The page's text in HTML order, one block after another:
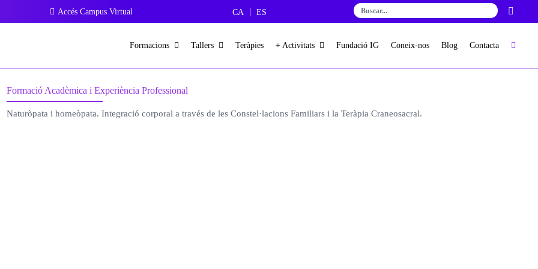
Accés Campus Virtual CA ES
Formacions Tallers Teràpies + Activitats Fundació IG Coneix-nos Blog Contacta
Formació Acadèmica i Experiència Professional
Naturòpata i homeòpata. Integració corporal a través de les Constel·lacions Familiars i la Teràpia Craneosacral.